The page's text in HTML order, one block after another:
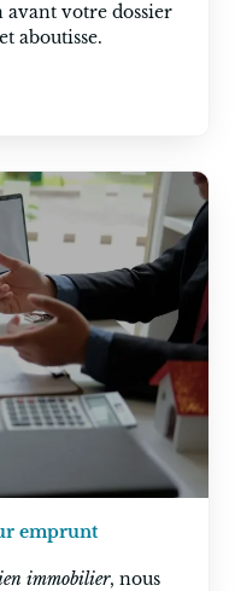
avant votre dossier
aboutisse.
emprunt
immobilier, nous